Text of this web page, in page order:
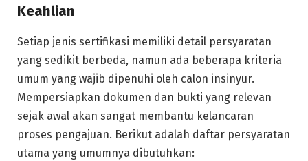
Keahlian
Setiap jenis sertifikasi memiliki detail persyaratan
yang sedikit berbeda, namun ada beberapa kriteria
umum yang wajib dipenuhi oleh calon insinyur.
Mempersiapkan dokumen dan bukti yang relevan
sejak awal akan sangat membantu kelancaran
proses pengajuan. Berikut adalah daftar persyaratan
utama yang umumnya dibutuhkan: